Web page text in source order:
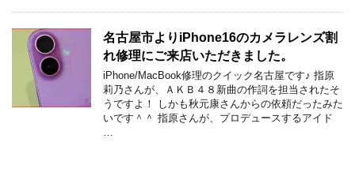
名古屋市よりiPhone16のカメラレンズ割
れ修理にご来店いただきました。
iPhone/MacBook修理のクイック名古屋です♪ 指原
莉乃さんが、ＡＫＢ４８新曲の作詞を担当されたそ
うですよ！ しかも秋元康さんからの依頼だったみた
いです＾＾ 指原さんが、プロデュースするアイド